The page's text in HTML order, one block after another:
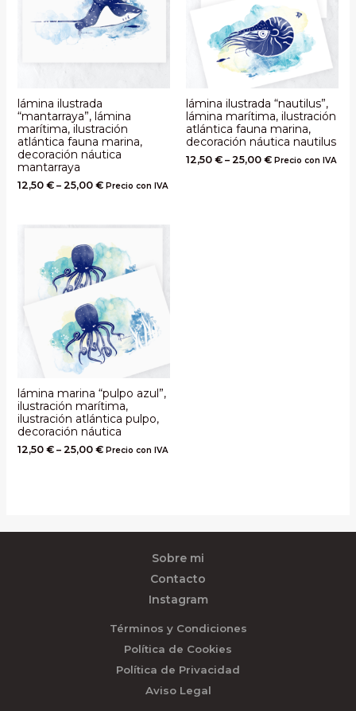
lámina ilustrada
“mantarraya”, lámina
marítima, ilustración
atlántica fauna marina,
decoración náutica
mantarraya
12,50 €– 25,00 € Precio con IVA
lámina ilustrada “nautilus”,
lámina marítima, ilustración
atlántica fauna marina,
decoración náutica nautilus
12,50 € – 25,00 € Precio con IVA
lámina marina “pulpo azul”,
ilustración marítima,
ilustración atlántica pulpo,
decoración náutica
12,50 €– 25,00 € Precio con IVA
Sobre mi
Contacto
Instagram
Términos y Condiciones
Política de Cookies
Política de Privacidad
Aviso Legal